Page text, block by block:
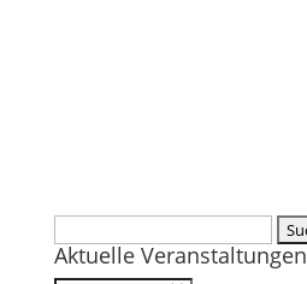
nach:
Aktuelle Veranstaltungen